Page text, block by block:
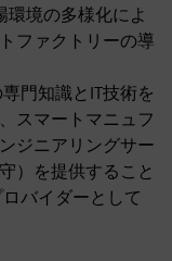
境の多様化によ
ファクトリーの導
門知識とIT技術を
スマートマニュフ
ジニアリングサー
）を提供すること
バイダーとして